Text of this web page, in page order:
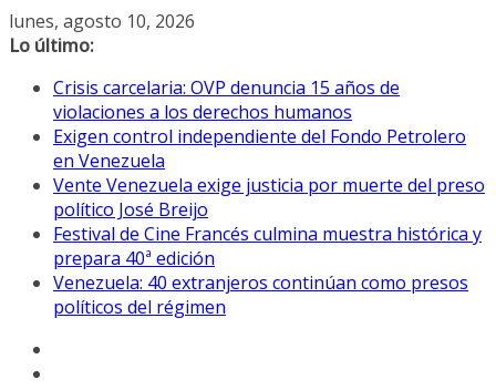
Saltar
al
lunes, agosto 10, 2026
Lo último:
Crisis carcelaria: OVP denuncia 15 años de
violaciones a los derechos humanos
Exigen control independiente del Fondo Petrolero
en Venezuela
Vente Venezuela exige justicia por muerte del preso
político José Breijo
Festival de Cine Francés culmina muestra histórica y
prepara 40ª edición
Venezuela: 40 extranjeros continúan como presos
políticos del régimen